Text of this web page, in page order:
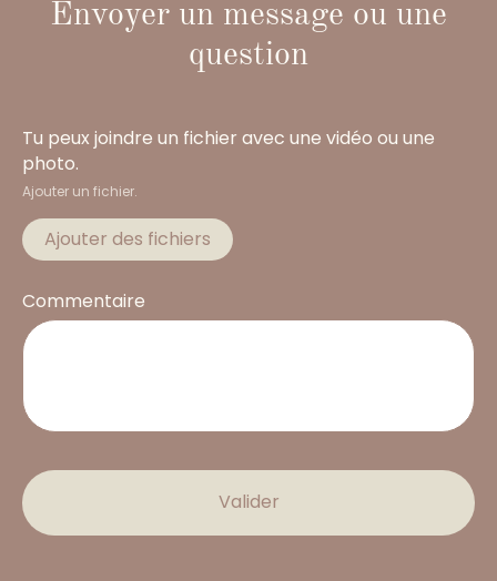
Envoyer un message ou une
question
Tu peux joindre un fichier avec une vidéo ou une
photo.
Ajouter un fichier.
Ajouter des fichiers
Commentaire
Valider